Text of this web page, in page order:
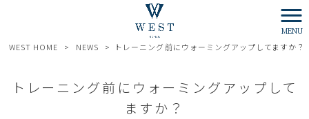
MENU
WEST HOME > NEWS > トレーニング前にウォーミングアップしてますか？
トレーニング前にウォーミングアップして
ますか？